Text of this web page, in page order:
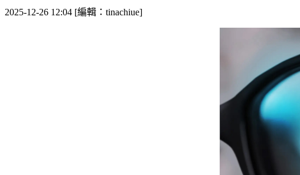
2025-12-26 12:04 [編輯：tinachiue]